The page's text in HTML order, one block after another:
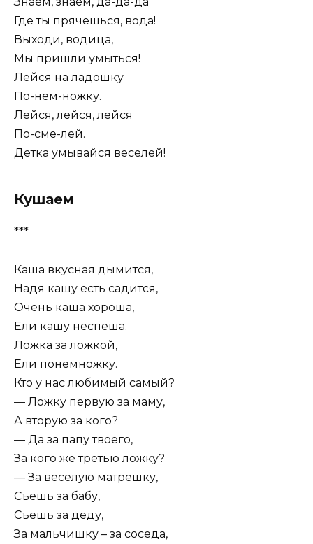
Где ты прячешься, вода!
Выходи, водица,
Мы пришли умыться!
Лейся на ладошку
По-нем-ножку.
Лейся, лейся, лейся
По-сме-лей.
Детка умывайся веселей!
Кушаем
***
Каша вкусная дымится,
Надя кашу есть садится,
Очень каша хороша,
Ели кашу неспеша.
Ложка за ложкой,
Ели понемножку.
Кто у нас любимый самый?
— Ложку первую за маму,
А вторую за кого?
— Да за папу твоего,
За кого же третью ложку?
— За веселую матрешку,
Съешь за бабу,
Съешь за деду,
За мальчишку – за соседа,